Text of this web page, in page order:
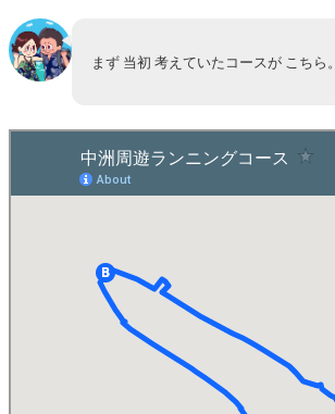
まず 当初 考えていたコースが こちら。